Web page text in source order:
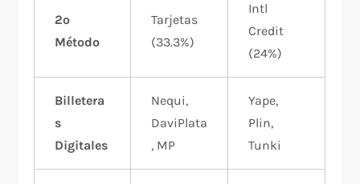
2º
Método
Tarjetas
(33.3%)
Intl
Credit
(24%)
Billetera
s
Digitales
Nequi,
DaviPlata
, MP
Yape,
Plin,
Tunki